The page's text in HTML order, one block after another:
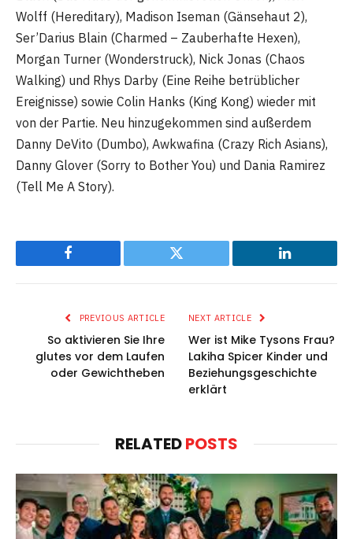
Wolff (Hereditary), Madison Iseman (Gänsehaut 2),
Ser’Darius Blain (Charmed – Zauberhafte Hexen),
Morgan Turner (Wonderstruck), Nick Jonas (Chaos
Walking) und Rhys Darby (Eine Reihe betrüblicher
Ereignisse) sowie Colin Hanks (King Kong) wieder mit
von der Partie. Neu hinzugekommen sind außerdem
Danny DeVito (Dumbo), Awkwafina (Crazy Rich Asians),
Danny Glover (Sorry to Bother You) und Dania Ramirez
(Tell Me A Story).
Facebook Twitter LinkedIn
PREVIOUS ARTICLE
So aktivieren Sie Ihre
glutes vor dem Laufen
oder Gewichtheben
NEXT ARTICLE
Wer ist Mike Tysons Frau?
Lakiha Spicer Kinder und
Beziehungsgeschichte
erklärt
RELATEDPOSTS